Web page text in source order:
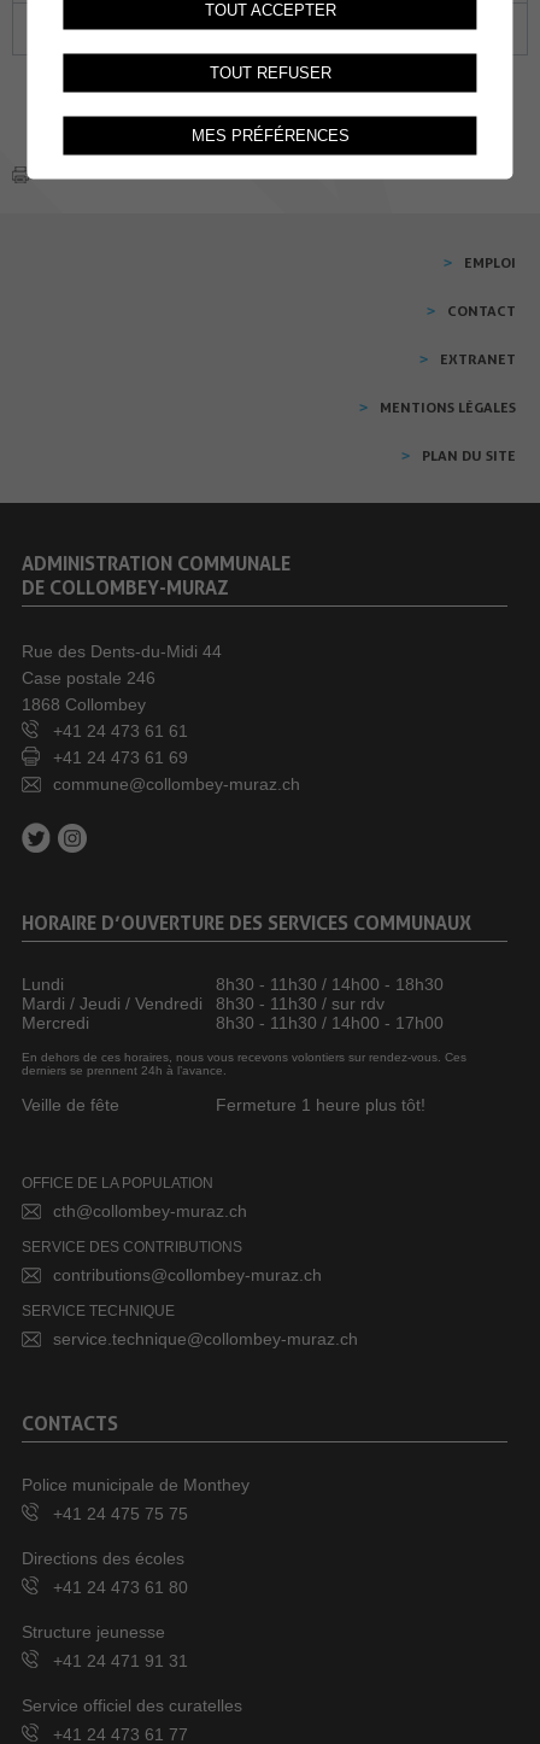
30 31 01 02 03
EMPLOI
CONTACT
EXTRANET
MENTIONS LÉGALES
PLAN DU SITE
ADMINISTRATION COMMUNALE
DE COLLOMBEY-MURAZ
Rue des Dents-du-Midi 44
Case postale 246
1868 Collombey
+41 24 473 61 61
+41 24 473 61 69
commune@collombey-muraz.ch
HORAIRE D’OUVERTURE DES SERVICES COMMUNAUX
Lundi
8h30 - 11h30 / 14h00 - 18h30
Mardi / Jeudi / Vendredi
8h30 - 11h30 / sur rdv
Mercredi
8h30 - 11h30 / 14h00 - 17h00
En dehors de ces horaires, nous vous recevons volontiers sur rendez-vous. Ces
derniers se prennent 24h à l’avance.
Veille de fête Fermeture 1 heure plus tôt!
OFFICE DE LA POPULATION
cth@collombey-muraz.ch
SERVICE DES CONTRIBUTIONS
contributions@collombey-muraz.ch
SERVICE TECHNIQUE
service.technique@collombey-muraz.ch
CONTACTS
Police municipale de Monthey
+41 24 475 75 75
Directions des écoles
+41 24 473 61 80
Structure jeunesse
+41 24 471 91 31
Service officiel des curatelles
+41 24 473 61 77
TOUT ACCEPTER
TOUT REFUSER
MES PRÉFÉRENCES